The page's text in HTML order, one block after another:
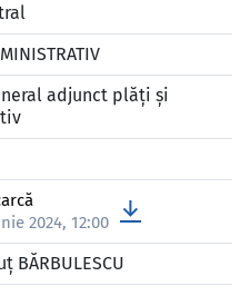
adjunct plăți și
2024, 12:00
BĂRBULESCU